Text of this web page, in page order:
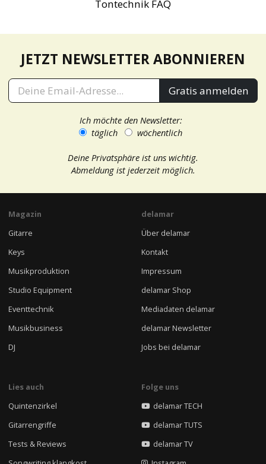
Tontechnik FAQ
JETZT NEWSLETTER ABONNIEREN
Gratis anmelden
Ich möchte den Newsletter:
täglich
wöchentlich
Deine Privatsphäre ist uns wichtig.
Abmeldung ist jederzeit möglich.
Magazin
Gitarre
Keys
Musikproduktion
Studio Equipment
Eventtechnik
Musikbusiness
DJ
delamar
Über delamar
Kontakt
Impressum
delamar Shop
Mediadaten delamar
delamar Newsletter
Jobs bei delamar
Lies auch
Quintenzirkel
Gitarrengriffe
Tests & Reviews
Folge uns
delamar TECH
delamar TUTS
delamar TV